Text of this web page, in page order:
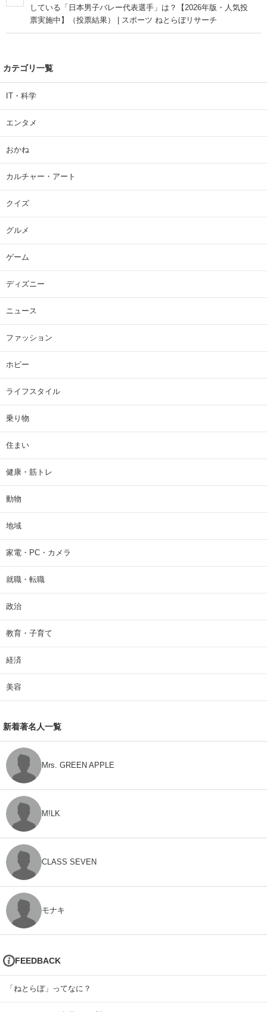
している「日本男子バレー代表選手」は？【2026年版・人気投
票実施中】（投票結果） | スポーツ ねとらぼリサーチ
カテゴリ一覧
IT・科学
エンタメ
おかね
カルチャー・アート
クイズ
グルメ
ゲーム
ディズニー
ニュース
ファッション
ホビー
ライフスタイル
乗り物
住まい
健康・筋トレ
動物
地域
家電・PC・カメラ
就職・転職
政治
教育・子育て
経済
美容
新着著名人一覧
Mrs. GREEN APPLE
M!LK
CLASS SEVEN
モナキ
FEEDBACK
「ねとらぼ」ってなに？